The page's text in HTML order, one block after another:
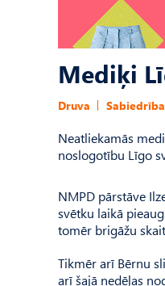
Mediķi
Druva Sabiedrība
Neatliekamās
noslogotību Līgo
NMPD pārstāve
svētku laikā
tomēr brigāžu
Tikmēr arī Bērnu
arī šajā nedēļas